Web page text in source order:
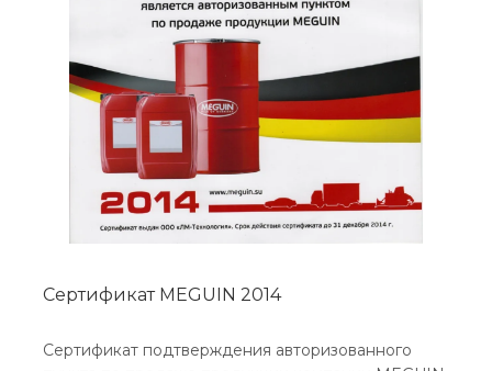
Сертификат MEGUIN 2014
Сертификат подтверждения авторизованного